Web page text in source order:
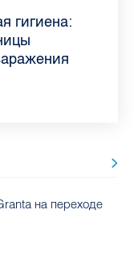
рейтинга
и
года
гигиена:
советы
— 2026:
причины
летом
для
невролог
на
имбирем:
дома
на переходе